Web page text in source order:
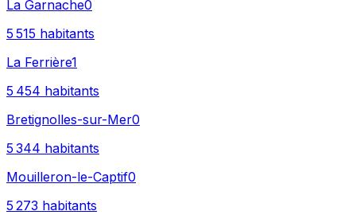
La Garnache0
5 515 habitants
La Ferrière1
5 454 habitants
Bretignolles-sur-Mer0
5 344 habitants
Mouilleron-le-Captif0
5 273 habitants